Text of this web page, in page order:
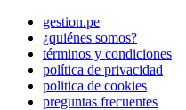
gestion.pe
¿quiénes somos?
términos y condiciones
política de privacidad
politica de cookies
preguntas frecuentes